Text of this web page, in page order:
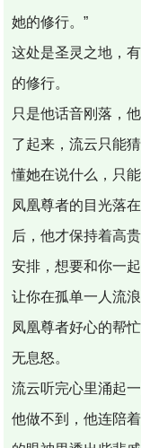
她的修行。”
这处是圣灵之地，
的修行。
只是他话音刚落，
了起来，流云只能
懂她在说什么，只
凤凰尊者的目光落
后，他才保持着高
安排，想要和你一
让你在孤单一人流
凤凰尊者好心的帮
无息怒。
流云听完心里涌起
他做不到，他连陪